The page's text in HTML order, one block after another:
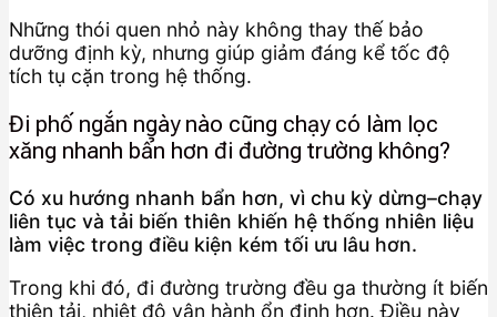
Những thói quen nhỏ này không thay thế bảo
dưỡng định kỳ, nhưng giúp giảm đáng kể tốc độ
tích tụ cặn trong hệ thống.
Đi phố ngắn ngày nào cũng chạy có làm lọc
xăng nhanh bẩn hơn đi đường trường không?
Có xu hướng nhanh bẩn hơn, vì chu kỳ dừng–chạy
liên tục và tải biến thiên khiến hệ thống nhiên liệu
làm việc trong điều kiện kém tối ưu lâu hơn.
Trong khi đó, đi đường trường đều ga thường ít biến
thiên tải, nhiệt độ vận hành ổn định hơn. Điều này